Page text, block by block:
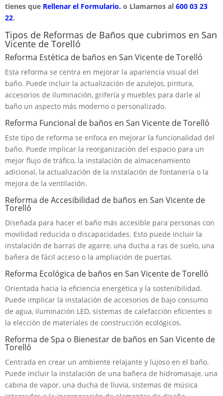
tienes que Rellenar el Formulario. o Llamarnos al 600 03 23
22.
Tipos de Reformas de Baños que cubrimos en San
Vicente de Torelló
Reforma Estética de baños en San Vicente de Torelló
Esta reforma se centra en mejorar la apariencia visual del
baño. Puede incluir la actualización de azulejos, pintura,
accesorios de iluminación, grifería y muebles para darle al
baño un aspecto más moderno o personalizado.
Reforma Funcional de baños en San Vicente de Torelló
Este tipo de reforma se enfoca en mejorar la funcionalidad del
baño. Puede implicar la reorganización del espacio para un
mejor flujo de tráfico, la instalación de almacenamiento
adicional, la actualización de la instalación de fontanería o la
mejora de la ventilación.
Reforma de Accesibilidad de baños en San Vicente de
Torelló
Diseñada para hacer el baño más accesible para personas con
movilidad reducida o discapacidades. Esto puede incluir la
instalación de barras de agarre, una ducha a ras de suelo, una
bañera de fácil acceso o la ampliación de puertas.
Reforma Ecológica de baños en San Vicente de Torelló
Orientada hacia la eficiencia energética y la sostenibilidad.
Puede implicar la instalación de accesorios de bajo consumo
de agua, iluminación LED, sistemas de calefacción eficientes o
la elección de materiales de construcción ecológicos.
Reforma de Spa o Bienestar de baños en San Vicente de
Torelló
Centrada en crear un ambiente relajante y lujoso en el baño.
Puede incluir la instalación de una bañera de hidromasaje, una
cabina de vapor, una ducha de lluvia, sistemas de música